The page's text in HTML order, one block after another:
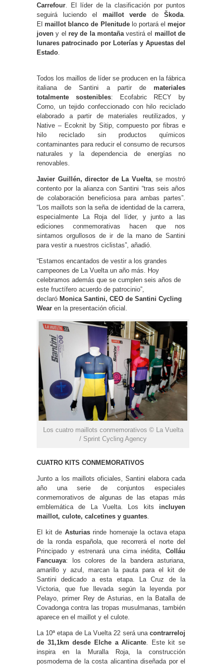
Carrefour . El líder de la clasificación por puntos
seguirá luciendo el maillot verde de Škoda
Elmaillot blanco de Plenitudelo portará el mejor
joven y el rey de la montañavestirá el maillot de
lunares patrocinado por Loterías y Apuestas del
Estado
Todos los maillos de líder se producen en la fábrica
italiana de Santini a partir de materiales
totalmente sostenibles: Ecofabric RECY by
Corno, un tejido confeccionado con hilo reciclado
elaborado a partir de materiales reutilizados, y
Native – Ecoknit by Sitip, compuesto por fibras e
hilo reciclado sin productos químicos
contaminantes para reducir el consumo de recursos
naturales y la dependencia de energías no
renovables.
Javier Guillén, director de La Vuelta, se mostró
contento por la alianza con Santini “tras seis años
de colaboración beneficiosa para ambas partes”.
“Los maillots son la seña de identidad de la carrera,
especialmente La Roja del líder, y junto a las
ediciones conmemorativas hacen que nos
sintamos orgullosos de ir de la mano de Santini
para vestir a nuestros ciclistas”, añadió.
“Estamos encantados de vestir a los grandes
campeones de La Vuelta un año más. Hoy
celebramos además que se cumplen seis años de
este fructífero acuerdo de patrocinio”,
declaró Monica Santini, CEO de Santini Cycling
Wear en la presentación oficial.
Los cuatro maillots conmemorativos © La Vuelta
/ Sprint Cycling Agency
CUATRO KITS CONMEMORATIVOS
Junto a los maillots oficiales, Santini elabora cada
año una serie de conjuntos especiales
conmemorativos de algunas de las etapas más
emblemática de La Vuelta. Los kits incluyen
maillot, culote, calcetines y guantes
El kit de Asturiasrinde homenaje la octava etapa
de la ronda española, que recorrerá el norte del
Principado y estrenará una cima inédita, Colláu
Fancuaya: los colores de la bandera asturiana,
amarillo y azul, marcan la pauta para el kit de
Santini dedicado a esta etapa. La Cruz de la
Victoria, que fue llevada según la leyenda por
Pelayo, primer Rey de Asturias, en la Batalla de
Covadonga contra las tropas musulmanas, también
aparece en el maillot y el culote.
La 10ª etapa de La Vuelta 22 será una contrarreloj
de 31,1km desde Elche a Alicante . Este kit se
inspira en la Muralla Roja, la construcción
posmoderna de la costa alicantina diseñada por el